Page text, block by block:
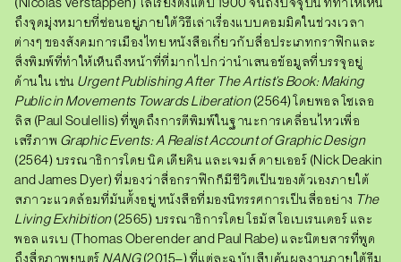
ถึงจุดมุ่งหมายที่ซ่อนอยู่ภายใต้วิธีเล่าเรื่องแบบคอมมิคในช่วงเวลา
ต่างๆ ของสังคมการเมืองไทย หนังสือเกี่ยวกับสื่อประเภทกราฟิกและ
สิ่งพิมพ์ที่ทำให้เห็นถึงหน้าที่ที่มากไปกว่านำเสนอข้อมูลที่บรรจุอยู่
ด้านใน เช่น Urgent Publishing After The Artist’s Book: Making
Public in Movements Towards Liberation(2564) โดยพอล โซเลอ
ลิส (Paul Soulellis) ที่พูดถึงการตีพิมพ์ในฐานะการเคลื่อนไหวเพื่อ
เสรีภาพ Graphic Events: A Realist Account of Graphic Design
(2564) บรรณาธิการโดย นิค เดียคิน และเจมส์ ดายเออร์ (Nick Deakin
and James Dyer) ที่มองว่าสื่อกราฟิกก็มีชีวิตเป็นของตัวเองภายใต้
สภาวะแวดล้อมที่มันตั้งอยู่ หนังสือที่มองนิทรรศการเป็นสื่ออย่าง The
Living Exhibition(2565) บรรณาธิการโดย โธมัส โอเบเรนเดอร์ และ
พอล แรเบ (Thomas Oberender and Paul Rabe) และนิตยสารที่พูด
ถึงสื่อภาพยนตร์ NANG(2015–) ที่แต่ละฉบับสืบค้นผลงานภายใต้ธีม